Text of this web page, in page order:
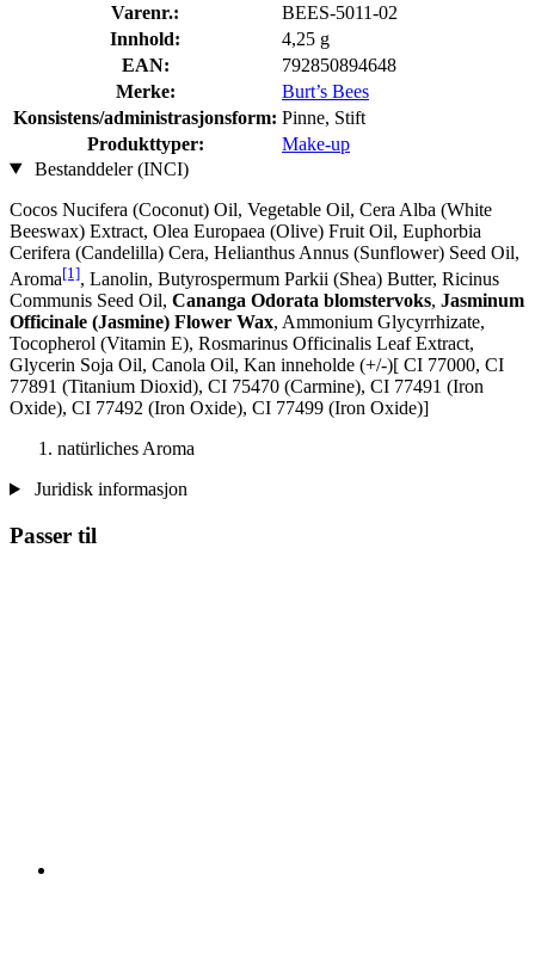
Varenr.:
BEES-5011-02
Innhold:
4,25 g
EAN:
792850894648
Merke:
Burt’s Bees
Konsistens/administrasjonsform: Pinne, Stift
Produkttyper:
Make-up
Bestanddeler (INCI)
Cocos Nucifera (Coconut) Oil, Vegetable Oil, Cera Alba (White
Beeswax) Extract, Olea Europaea (Olive) Fruit Oil, Euphorbia
Cerifera (Candelilla) Cera, Helianthus Annus (Sunflower) Seed Oil,
Aroma[1], Lanolin, Butyrospermum Parkii (Shea) Butter, Ricinus
Communis Seed Oil, Cananga Odorata blomstervoks, Jasminum
Officinale (Jasmine) Flower Wax, Ammonium Glycyrrhizate,
Tocopherol (Vitamin E), Rosmarinus Officinalis Leaf Extract,
Glycerin Soja Oil, Canola Oil, Kan inneholde (+/-)[ CI 77000, CI
77891 (Titanium Dioxid), CI 75470 (Carmine), CI 77491 (Iron
Oxide), CI 77492 (Iron Oxide), CI 77499 (Iron Oxide)]
natürliches Aroma
Juridisk informasjon
Passer til